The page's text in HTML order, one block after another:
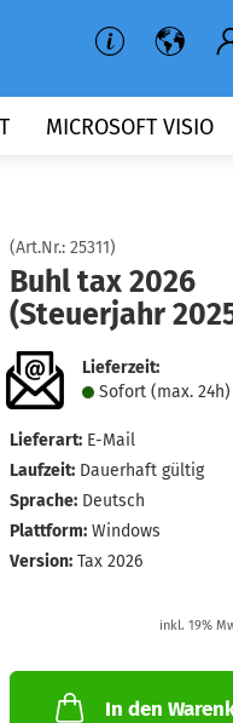
MICROSOFT VISIO
(Art.Nr.: 25311)
Buhl tax 2026
(Steuerjahr
Lieferzeit:
Sofort (max. 24h)
Lieferart: E-Mail
Laufzeit: Dauerhaft gültig
Sprache: Deutsch
Plattform: Windows
Version: Tax 2026
inkl. 19%
In den